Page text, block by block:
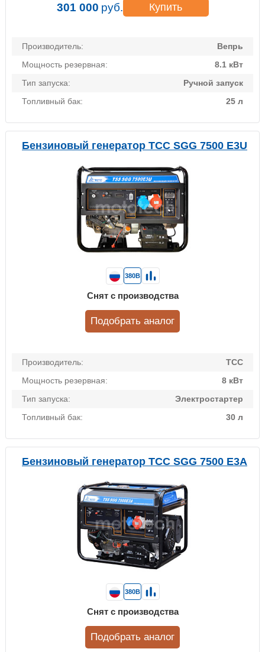
Производитель:
Вепрь
Мощность резервная:
8.1 кВт
Тип запуска:
Ручной запуск
Топливный бак:
25 л
301 000 руб. Купить
Бензиновый генератор ТСС SGG 7500 Е3U
Производитель:
ТСС
Мощность резервная:
8 кВт
Тип запуска:
Электростартер
Топливный бак:
30 л
380В
Снят с производства
Подобрать аналог
Бензиновый генератор ТСС SGG 7500 E3A
380В
Снят с производства
Подобрать аналог